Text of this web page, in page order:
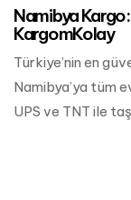
Namibya
KargomKolay
Türkiye’nin en
Namibya’ya tüm
UPS ve TNT ile